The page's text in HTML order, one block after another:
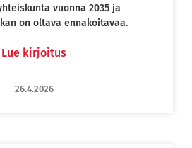
vuonna 2035 ja
on oltava ennakoitavaa.
Lue kirjoitus
26.4.2026